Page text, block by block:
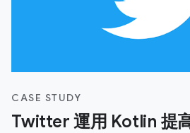
CASE STUDY
Twitter 運用 Kotlin 提